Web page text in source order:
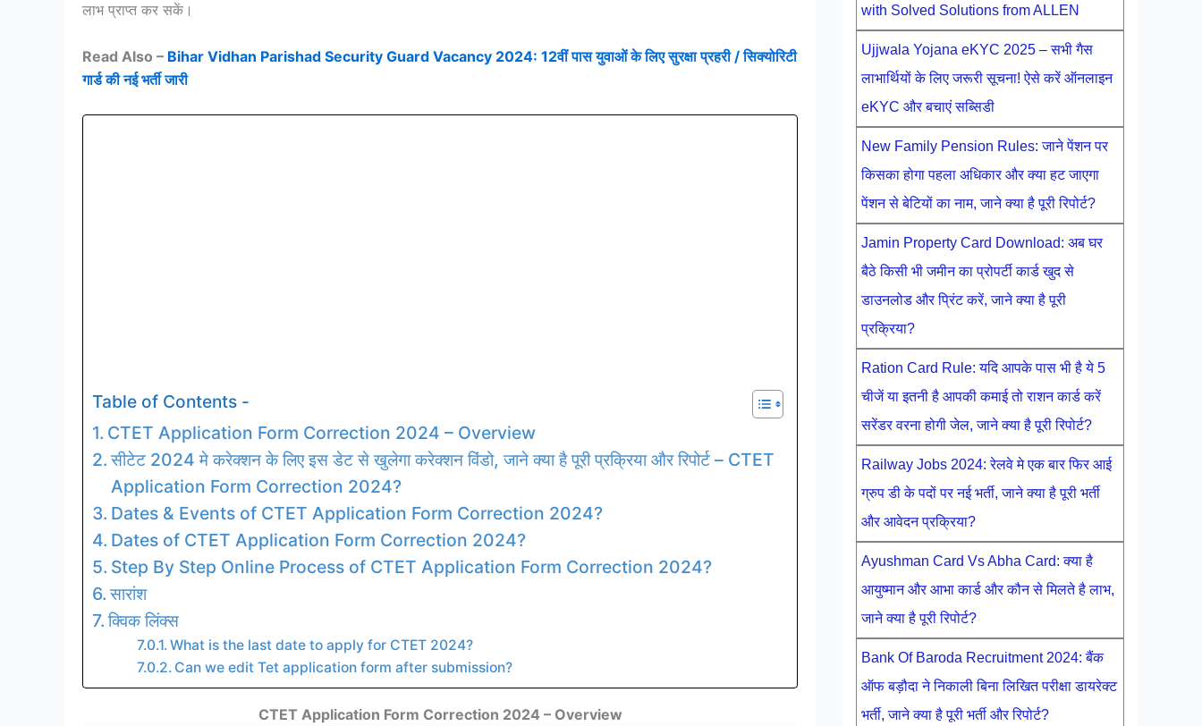
लाभ प्राप्त कर सकें।
Read Also – Bihar Vidhan Parishad Security Guard Vacancy 2024: 12वीं पास युवाओं के लिए सुरक्षा प्रहरी / सिक्योरिटी
गार्ड की नई भर्ती जारी
Table of Contents -
CTET Application Form Correction 2024 – Overview
सीटेट 2024 मे करेक्शन के लिए इस डेट से खुलेगा करेक्शन विंडो, जाने क्या है पूरी प्रक्रिया और रिपोर्ट – CTET
Application Form Correction 2024?
Dates & Events of CTET Application Form Correction 2024?
Dates of CTET Application Form Correction 2024?
Step By Step Online Process of CTET Application Form Correction 2024?
सारांश
क्विक लिंक्स
What is the last date to apply for CTET 2024?
Can we edit Tet application form after submission?
CTET Application Form Correction 2024 – Overview
with Solved Solutions from ALLEN
Ujjwala Yojana eKYC 2025 – सभी गैस
लाभार्थियों के लिए जरूरी सूचना! ऐसे करें ऑनलाइन
eKYC और बचाएं सब्सिडी
New Family Pension Rules: जाने पेंशन पर
किसका होगा पहला अधिकार और क्या हट जाएगा
पेंशन से बेटियों का नाम, जाने क्या है पूरी रिपोर्ट?
Jamin Property Card Download: अब घर
बैठे किसी भी जमीन का प्रोपर्टी कार्ड खुद से
डाउनलोड और प्रिंट करें, जाने क्या है पूरी
प्रक्रिया?
Ration Card Rule: यदि आपके पास भी है ये 5
चीजें या इतनी है आपकी कमाई तो राशन कार्ड करें
सरेंडर वरना होगी जेल, जाने क्या है पूरी रिपोर्ट?
Railway Jobs 2024: रेलवे मे एक बार फिर आई
ग्रुप डी के पदों पर नई भर्ती, जाने क्या है पूरी भर्ती
और आवेदन प्रक्रिया?
Ayushman Card Vs Abha Card: क्या है
आयुष्मान और आभा कार्ड और कौन से मिलते है लाभ,
जाने क्या है पूरी रिपोर्ट?
Bank Of Baroda Recruitment 2024: बैंक
ऑफ बड़ौदा ने निकाली बिना लिखित परीक्षा डायरेक्ट
भर्ती, जाने क्या है पूरी भर्ती और रिपोर्ट?